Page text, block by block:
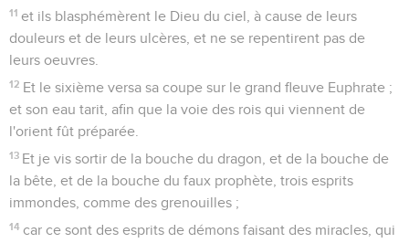
11 et ils blasphémèrent le Dieu du ciel, à cause de leurs
douleurs et de leurs ulcères, et ne se repentirent pas de
leurs oeuvres.
12 Et le sixième versa sa coupe sur le grand fleuve Euphrate ;
et son eau tarit, afin que la voie des rois qui viennent de
l'orient fût préparée.
13 Et je vis sortir de la bouche du dragon, et de la bouche de
la bête, et de la bouche du faux prophète, trois esprits
immondes, comme des grenouilles ;
14 car ce sont des esprits de démons faisant des miracles, qui